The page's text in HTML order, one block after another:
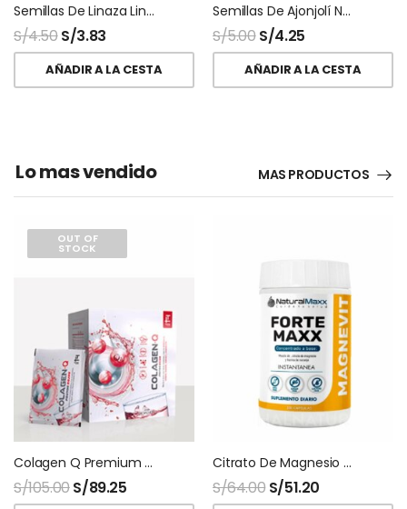
Semillas De Linaza Lino Peruana Nacional
S/4.50S/3.83
AÑADIR A LA CESTA
Semillas De Ajonjolí Negro Sésamo Black
S/5.00S/4.25
AÑADIR A LA CESTA
Lo mas vendido MAS PRODUCTOS
OUT OF
STOCK
Colagen Q Premium Q10 Teoma 30 Sobres
S/105.00S/89.25
Citrato De Magnesio Magnevit 200gr Naturalmaxx
S/64.00 S/51.20